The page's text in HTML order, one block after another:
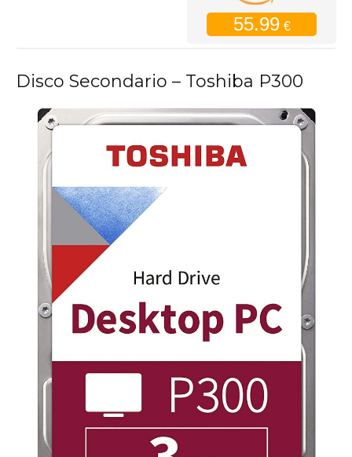
55.99 €
Disco Secondario – Toshiba P300